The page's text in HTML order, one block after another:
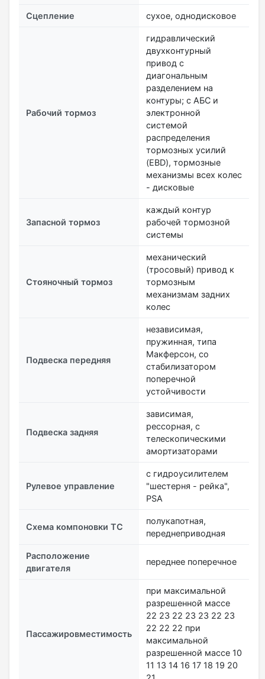
Сцепление сухое, однодисковое
Рабочий тормоз
гидравлический
двухконтурный
привод с
диагональным
разделением на
контуры; с АБС и
электронной
системой
распределения
тормозных усилий
(EBD), тормозные
механизмы всех колес
- дисковые
Запасной тормоз
каждый контур
рабочей тормозной
системы
Стояночный тормоз
механический
(тросовый) привод к
тормозным
механизмам задних
колес
Подвеска передняя
независимая,
пружинная, типа
Макферсон, со
стабилизатором
поперечной
устойчивости
Подвеска задняя
зависимая,
рессорная, с
телескопическими
амортизаторами
Рулевое управление
с гидроусилителем
"шестерня - рейка",
PSA
Схема компоновки ТС
полукапотная,
переднеприводная
Расположение
двигателя
переднее поперечное
Пассажировместимость
при максимальной
разрешенной массе
22 23 22 23 23 22 23
22 22 22 при
максимальной
разрешенной массе 10
11 13 14 16 17 18 19 20